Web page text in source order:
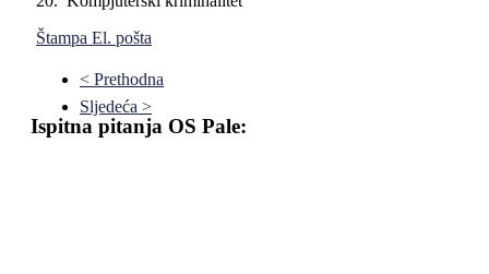
Štampa El. pošta
< Prethodna
Sljedeća >
Ispitna pitanja OS Pale: